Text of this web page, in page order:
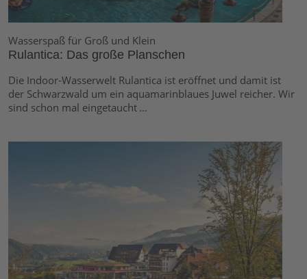
Wasserspaß für Groß und Klein
Rulantica: Das große Planschen
Die Indoor-Wasserwelt Rulantica ist eröffnet und damit ist
der Schwarzwald um ein aquamarinblaues Juwel reicher. Wir
sind schon mal eingetaucht …